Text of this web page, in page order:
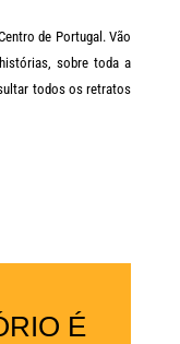
de Portugal. Vão
sobre toda a
todos os retratos
É